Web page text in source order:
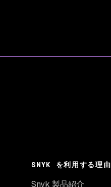
SNYK を利用する理由
Snyk 製品紹介